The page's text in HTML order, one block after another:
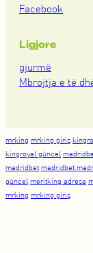
Facebook
Ligjore
gjurmë
Mbrojtja e të
mrking mrking giriş
kingroyal güncel
madridbet madridbet
güncel meritking adresa
mrking mrking giriş